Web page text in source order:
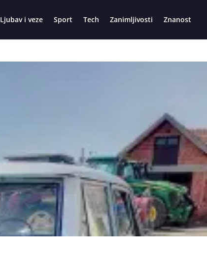
Ljubav i veze Sport Tech Zanimljivosti Znanost